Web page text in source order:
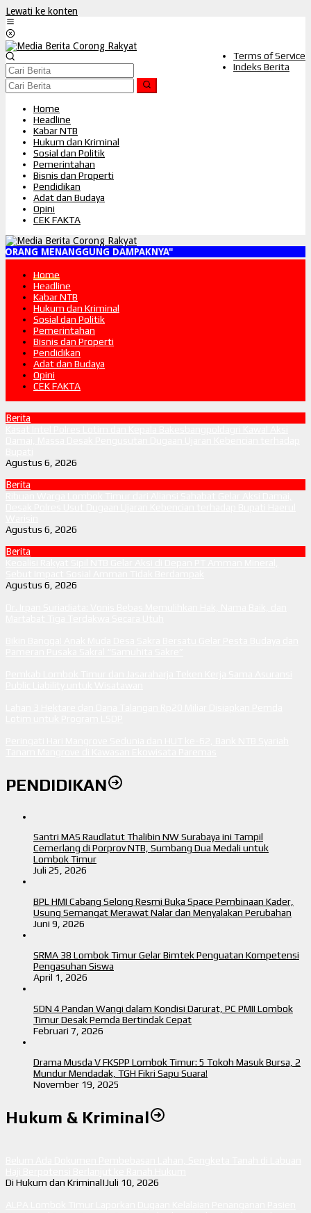
Lewati ke konten
Terms of Service
Indeks Berita
Home
Headline
Kabar NTB
Hukum dan Kriminal
Sosial dan Politik
Pemerintahan
Bisnis dan Properti
Pendidikan
Adat dan Budaya
Opini
CEK FAKTA
MENANGGUNG DAMPAKNYA"
Home
Headline
Kabar NTB
Hukum dan Kriminal
Sosial dan Politik
Pemerintahan
Bisnis dan Properti
Pendidikan
Adat dan Budaya
Opini
CEK FAKTA
Berita
Agustus 6, 2026
Berita
Agustus 6, 2026
Berita
Agustus 6, 2026
PENDIDIKAN
Santri MAS Raudlatut Thalibin NW Surabaya ini Tampil
Cemerlang di Porprov NTB, Sumbang Dua Medali untuk
Lombok Timur
Juli 25, 2026
BPL HMI Cabang Selong Resmi Buka Space Pembinaan Kader,
Usung Semangat Merawat Nalar dan Menyalakan Perubahan
Juni 9, 2026
SRMA 38 Lombok Timur Gelar Bimtek Penguatan Kompetensi
Pengasuhan Siswa
April 1, 2026
SDN 4 Pandan Wangi dalam Kondisi Darurat, PC PMII Lombok
Timur Desak Pemda Bertindak Cepat
Februari 7, 2026
Drama Musda V FKSPP Lombok Timur: 5 Tokoh Masuk Bursa, 2
Mundur Mendadak, TGH Fikri Sapu Suara!
November 19, 2025
Hukum & Kriminal
Di Hukum dan Kriminal|Juli 10, 2026